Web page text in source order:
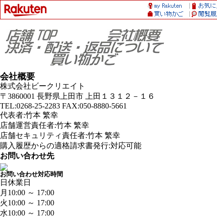
会社概要
株式会社ビークリエイト
〒3860001 長野県上田市 上田１３１２－１６
TEL:0268-25-2283 FAX:050-8880-5661
代表者:竹本 繁幸
店舗運営責任者:竹本 繁幸
店舗セキュリティ責任者:竹本 繁幸
購入履歴からの適格請求書発行:対応可能
お問い合わせ先
お問い合わせ対応時間
日 休業日
月 10:00 ～ 17:00
火10:00 ～ 17:00
水10:00 ～ 17:00